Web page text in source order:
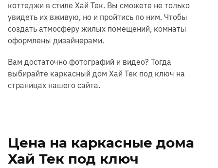
коттеджи в стиле Хай Тек. Вы сможете не только
увидеть их вживую, но и пройтись по ним. Чтобы
создать атмосферу жилых помещений, комнаты
оформлены дизайнерами.
Вам достаточно фотографий и видео? Тогда
выбирайте каркасный дом Хай Тек под ключ на
страницах нашего сайта.
Цена на каркасные дома
Хай Тек под ключ